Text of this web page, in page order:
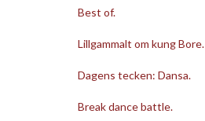
Best of.
Lillgammalt om kung Bore.
Dagens tecken: Dansa.
Break dance battle.